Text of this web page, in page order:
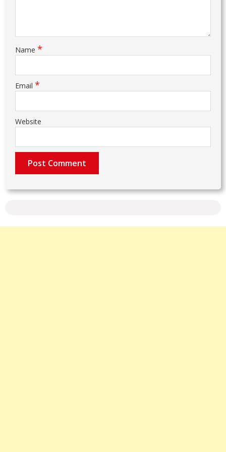
Name *
Email *
Website